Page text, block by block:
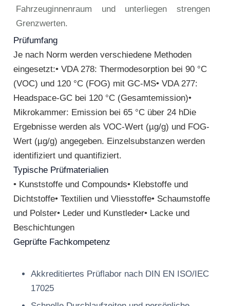
Fahrzeuginnenraum und unterliegen strengen
Grenzwerten.
Prüfumfang
Je nach Norm werden verschiedene Methoden
eingesetzt:• VDA 278: Thermodesorption bei 90 °C
(VOC) und 120 °C (FOG) mit GC-MS• VDA 277:
Headspace-GC bei 120 °C (Gesamtemission)•
Mikrokammer: Emission bei 65 °C über 24 hDie
Ergebnisse werden als VOC-Wert (µg/g) und FOG-
Wert (µg/g) angegeben. Einzelsubstanzen werden
identifiziert und quantifiziert.
Typische Prüfmaterialien
• Kunststoffe und Compounds• Klebstoffe und
Dichtstoffe• Textilien und Vliesstoffe• Schaumstoffe
und Polster• Leder und Kunstleder• Lacke und
Beschichtungen
Geprüfte Fachkompetenz
Akkreditiertes Prüflabor nach DIN EN ISO/IEC
17025